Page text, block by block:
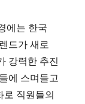
에는 한국
드가 새로
강력한 추진
에 스며들고
직원들의